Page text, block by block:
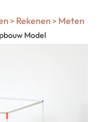
> Rekenen > Meten
Model